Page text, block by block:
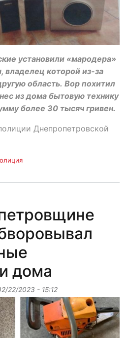
установили «мародера»
владелец которой из-за
область. Вор похитил
из дома бытовую технику
более 30 тысяч гривен.
Днепропетровской
дома
22/2023 - 15:12